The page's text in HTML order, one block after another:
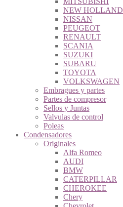
NEW HOLLAND
NISSAN
PEUGEOT
RENAULT
SCANIA
SUZUKI
SUBARU
TOYOTA
VOLKSWAGEN
Embragues y partes
Partes de compresor
Sellos y Juntas
Valvulas de control
Poleas
Condensadores
Originales
Alfa Romeo
AUDI
BMW
CATERPILLAR
CHEROKEE
Chery